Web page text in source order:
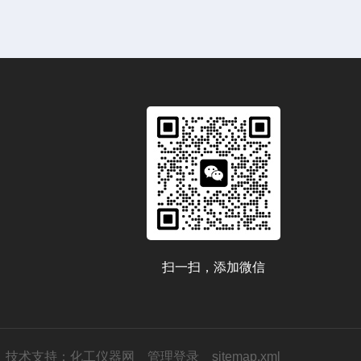
扫一扫，添加微信
技术支持： 化工仪器网 管理登录 sitemap.xml